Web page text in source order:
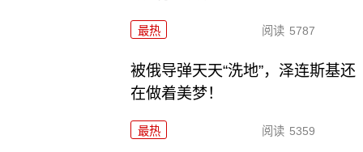
最热 阅读 5787
被俄导弹天天“洗地”，泽连斯基还
在做着美梦！
最热 阅读 5359